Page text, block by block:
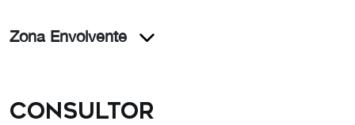
Zona Envolvente
Consultor